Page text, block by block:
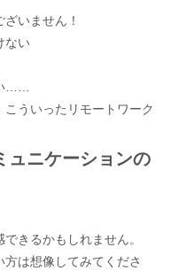
いません！
ない
……
ういったリモートワーク
ュニケーションの
きるかもしれません。
は想像してみてくださ